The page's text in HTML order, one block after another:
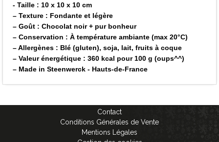
- Taille : 10 x 10 x 10 cm
– Texture : Fondante et légère
– Goût : Chocolat noir + pur bonheur
– Conservation : À température ambiante (max 20°C)
– Allergènes : Blé (gluten), soja, lait, fruits à coque
– Valeur énergétique : 360 kcal pour 100 g (oups^^)
– Made in Steenwerck - Hauts-de-France
Contact
Conditions Générales de Vente
Mentions Légales